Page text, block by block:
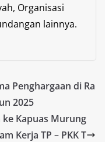
Organisasi
lainnya.
Penghargaan di Ra
2025
ke Kapuas Murung
Kerja TP – PKK T